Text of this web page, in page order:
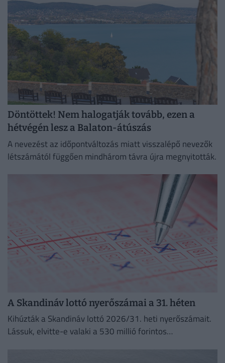
Döntöttek! Nem halogatják tovább, ezen a
hétvégén lesz a Balaton-átúszás
A nevezést az időpontváltozás miatt visszalépő nevezők
létszámától függően mindhárom távra újra megnyitották.
A Skandináv lottó nyerőszámai a 31. héten
Kihúzták a Skandináv lottó 2026/31. heti nyerőszámait.
Lássuk, elvitte-e valaki a 530 millió forintos